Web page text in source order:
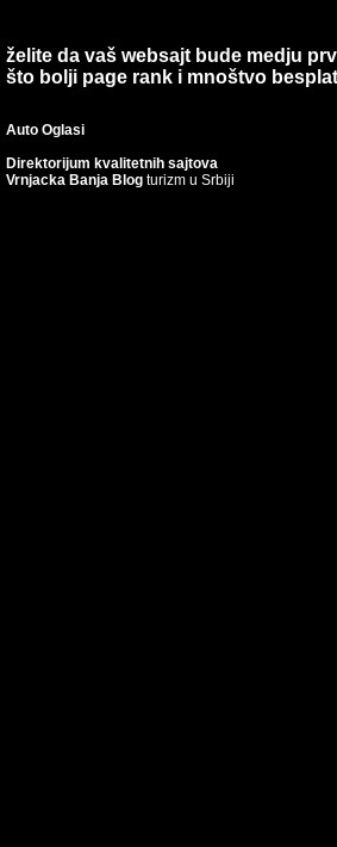
želite da vaš websajt bude medju
što bolji page rank i mnoštvo
Auto Oglasi
Direktorijum kvalitetnih sajtova
Vrnjacka Banja Blog turizm u Srbiji